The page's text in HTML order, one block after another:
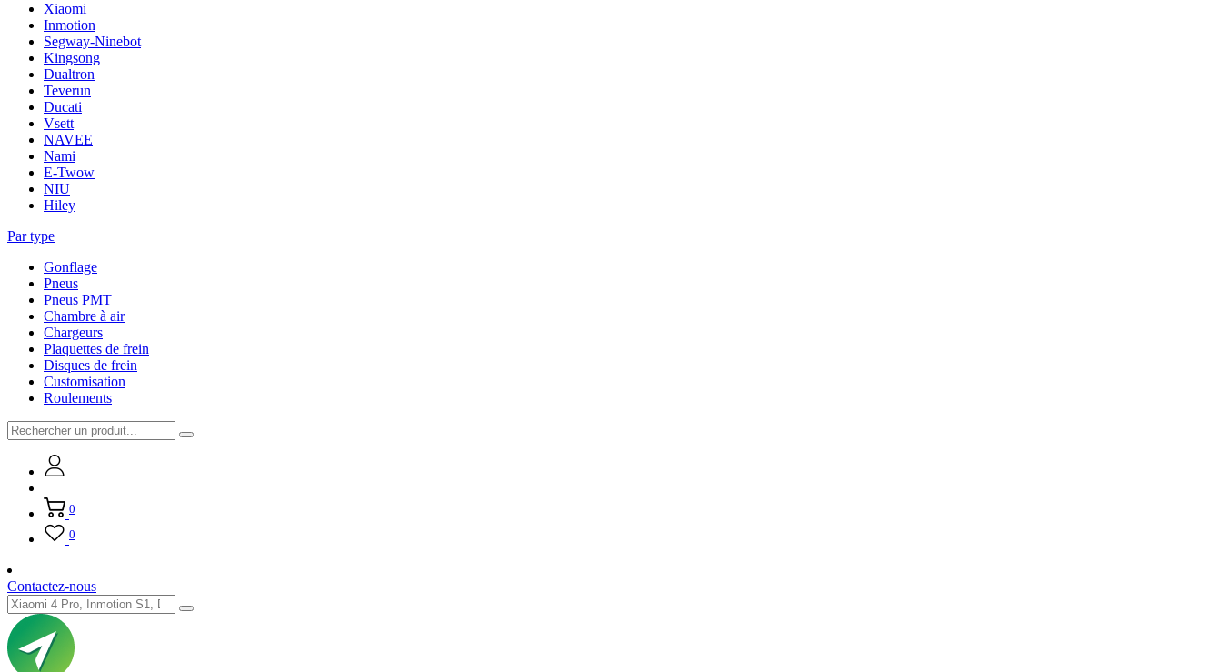
Xiaomi
Inmotion
Segway-Ninebot
Kingsong
Dualtron
Teverun
Ducati
Vsett
NAVEE
Nami
E-Twow
NIU
Hiley
Par type
Gonflage
Pneus
Pneus PMT
Chambre à air
Chargeurs
Plaquettes de frein
Disques de frein
Customisation
Roulements
0
0
Contactez-nous